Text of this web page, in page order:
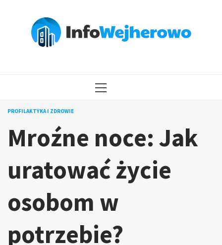
MENU
PROFILAKTYKA I ZDROWIE
Mroźne noce: Jak
uratować życie
osobom w
potrzebie?